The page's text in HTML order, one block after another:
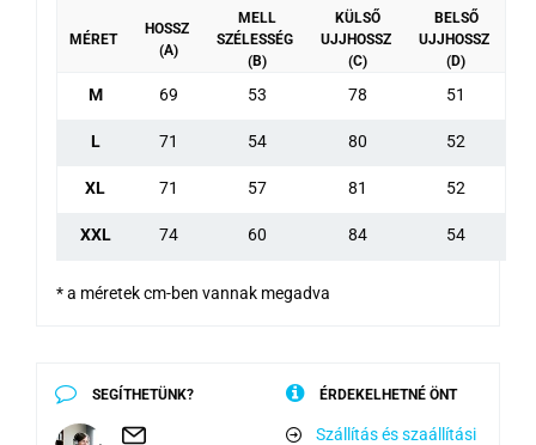
MÉRET
HOSSZ
(A)
MELL
SZÉLESSÉG
(B)
KÜLSŐ
UJJHOSSZ
(C)
BELSŐ
UJJHOSSZ
(D)
M 69 53 78 51
L 71 54 80 52
XL 71 57 81 52
XXL 74 60 84 54
* a méretek cm-ben vannak megadva
SEGÍTHETÜNK? ÉRDEKELHETNÉ ÖNT
Szállítás és szaállítási